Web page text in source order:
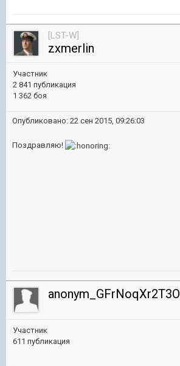
[LST-W]
zxmerlin
Участник
2 841 публикация
1 362 боя
Опубликовано: 22 сен 2015, 09:26:03
Поздравляю!
anonym_GFrNoqXr2T3O
Участник
611 публикация